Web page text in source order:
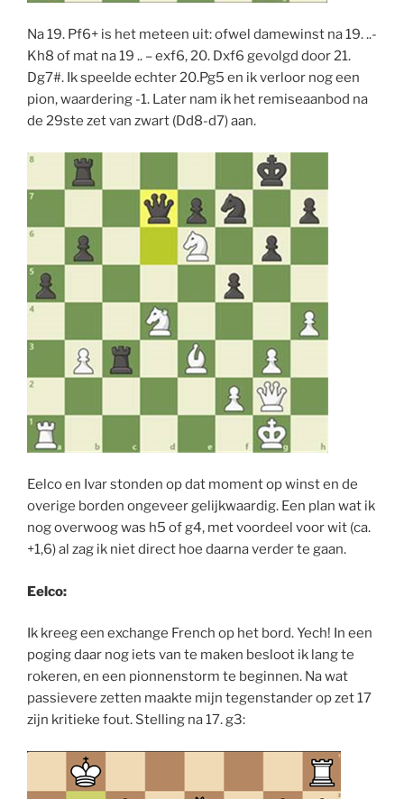
Na 19. Pf6+ is het meteen uit: ofwel damewinst na 19. ..-
Kh8 of mat na 19 .. – exf6, 20. Dxf6 gevolgd door 21.
Dg7#. Ik speelde echter 20.Pg5 en ik verloor nog een
pion, waardering -1. Later nam ik het remiseaanbod na
de 29ste zet van zwart (Dd8-d7) aan.
Eelco en Ivar stonden op dat moment op winst en de
overige borden ongeveer gelijkwaardig. Een plan wat ik
nog overwoog was h5 of g4, met voordeel voor wit (ca.
+1,6) al zag ik niet direct hoe daarna verder te gaan.
Eelco:
Ik kreeg een exchange French op het bord. Yech! In een
poging daar nog iets van te maken besloot ik lang te
rokeren, en een pionnenstorm te beginnen. Na wat
passievere zetten maakte mijn tegenstander op zet 17
zijn kritieke fout. Stelling na 17. g3: